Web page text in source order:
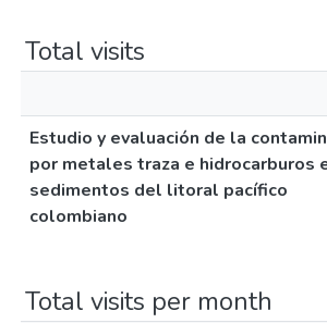
Total visits
Estudio y evaluación de la
por metales traza e hidrocarburos
sedimentos del litoral pacífico
colombiano
Total visits per month